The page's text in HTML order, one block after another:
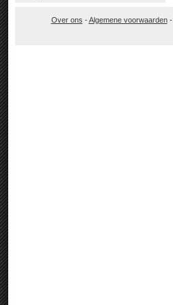
Over ons -Algemene voorwaarden-